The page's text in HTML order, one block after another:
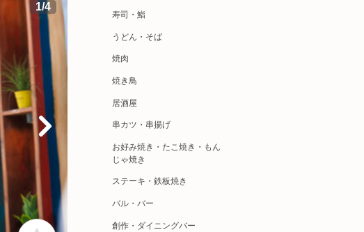
1/4
寿司・鮨
うどん・そば
焼肉
焼き鳥
居酒屋
串カツ・串揚げ
お好み焼き・たこ焼き・もん
じゃ焼き
ステーキ・鉄板焼き
バル・バー
創作・ダイニングバー